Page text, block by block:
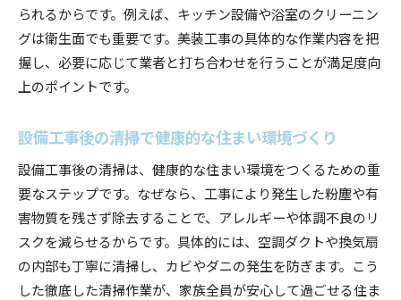
られるからです。例えば、キッチン設備や浴室のクリーニン
グは衛生面でも重要です。美装工事の具体的な作業内容を把
握し、必要に応じて業者と打ち合わせを行うことが満足度向
上のポイントです。
設備工事後の清掃で健康的な住まい環境づくり
設備工事後の清掃は、健康的な住まい環境をつくるための重
要なステップです。なぜなら、工事により発生した粉塵や有
害物質を残さず除去することで、アレルギーや体調不良のリ
スクを減らせるからです。具体的には、空調ダクトや換気扇
の内部も丁寧に清掃し、カビやダニの発生を防ぎます。こう
した徹底した清掃作業が、家族全員が安心して過ごせる住ま